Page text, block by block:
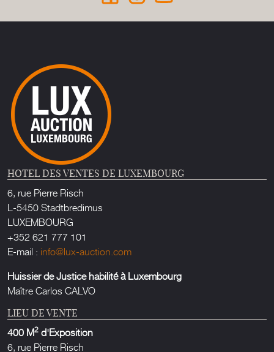
HOTEL DES VENTES DE LUXEMBOURG
6, rue Pierre Risch
L-5450 Stadtbredimus
LUXEMBOURG
+352 621 777 101
E-mail : info@lux-auction.com
Huissier de Justice habilité à Luxembourg
Maître Carlos CALVO
LIEU DE VENTE
400 M2 d'Exposition
6, rue Pierre Risch